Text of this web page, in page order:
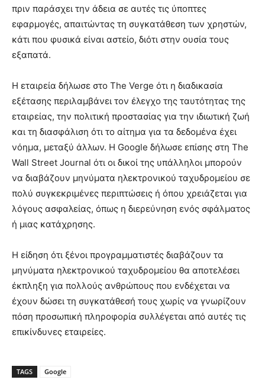
πριν παράσχει την άδεια σε αυτές τις ύποπτες
εφαρμογές, απαιτώντας τη συγκατάθεση των χρηστών,
κάτι που φυσικά είναι αστείο, διότι στην ουσία τους
εξαπατά.
Η εταιρεία δήλωσε στο The Verge ότι η διαδικασία
εξέτασης περιλαμβάνει τον έλεγχο της ταυτότητας της
εταιρείας, την πολιτική προστασίας για την ιδιωτική ζωή
και τη διασφάλιση ότι το αίτημα για τα δεδομένα έχει
νόημα, μεταξύ άλλων. Η Google δήλωσε επίσης στη The
Wall Street Journal ότι οι δικοί της υπάλληλοι μπορούν
να διαβάζουν μηνύματα ηλεκτρονικού ταχυδρομείου σε
πολύ συγκεκριμένες περιπτώσεις ή όπου χρειάζεται για
λόγους ασφαλείας, όπως η διερεύνηση ενός σφάλματος
ή μιας κατάχρησης.
Η είδηση ​​ότι ξένοι προγραμματιστές διαβάζουν τα
μηνύματα ηλεκτρονικού ταχυδρομείου θα αποτελέσει
έκπληξη για πολλούς ανθρώπους που ενδέχεται να
έχουν δώσει τη συγκατάθεσή τους χωρίς να γνωρίζουν
πόση προσωπική πληροφορία συλλέγεται από αυτές τις
επικίνδυνες εταιρείες.
TAGS Google